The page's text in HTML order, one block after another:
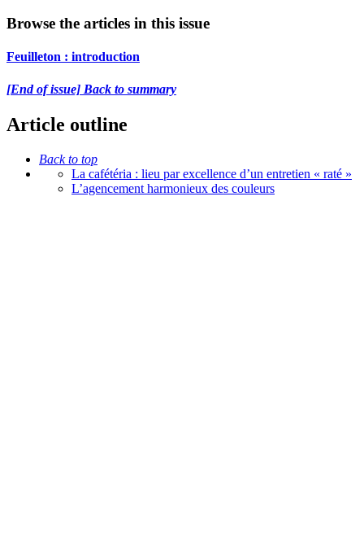
Browse the articles in this issue
Feuilleton : introduction
[End of issue] Back to summary
Article outline
Back to top
La cafétéria : lieu par excellence d’un entretien « raté »
L’agencement harmonieux des couleurs